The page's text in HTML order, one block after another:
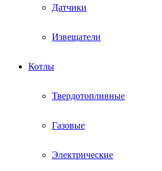
Датчики
Извещатели
Котлы
Твердотопливные
Газовые
Электрические